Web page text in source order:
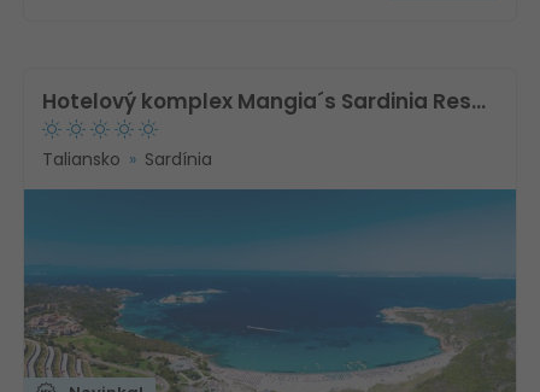
Hotelový komplex Mangia´s Sardinia Resort
Taliansko Sardínia